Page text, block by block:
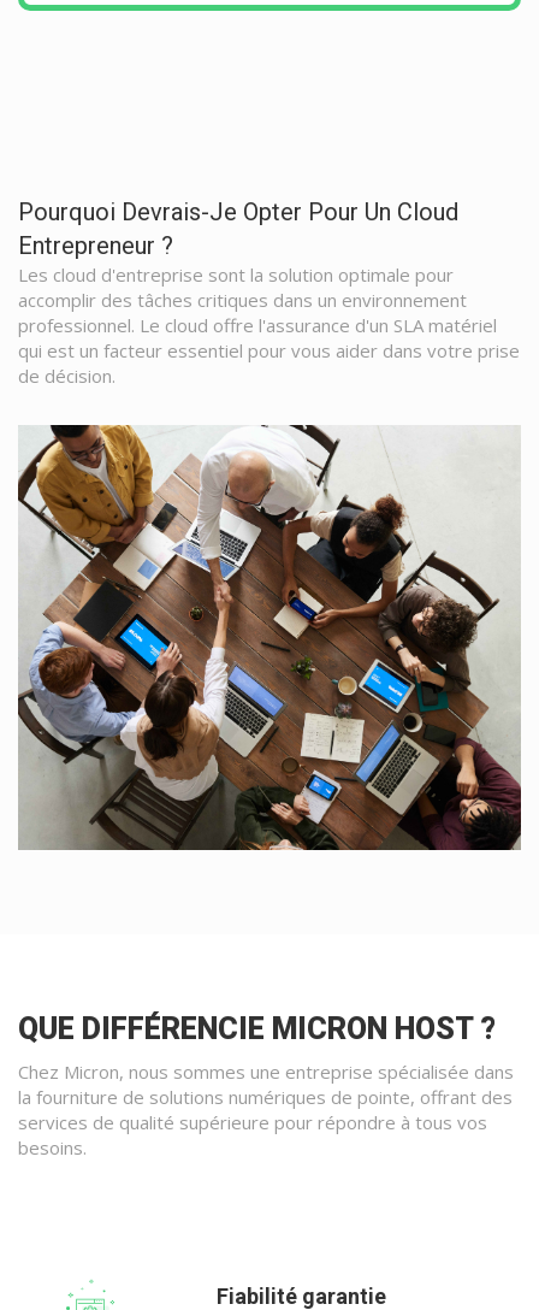
Pourquoi Devrais-Je Opter Pour Un Cloud
Entrepreneur ?
Les cloud d'entreprise sont la solution optimale pour
accomplir des tâches critiques dans un environnement
professionnel. Le cloud offre l'assurance d'un SLA matériel
qui est un facteur essentiel pour vous aider dans votre prise
de décision.
QUE DIFFÉRENCIE MICRON HOST ?
Chez Micron, nous sommes une entreprise spécialisée dans
la fourniture de solutions numériques de pointe, offrant des
services de qualité supérieure pour répondre à tous vos
besoins.
Fiabilité garantie